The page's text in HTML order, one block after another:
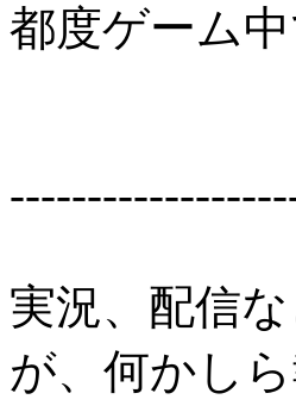
都度ゲーム
実況、配信
が、何かし